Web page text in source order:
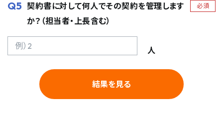
Q5 契約書に対して何人でその契約を管理します
か？（担当者・上長含む）
必須
人
結果を見る